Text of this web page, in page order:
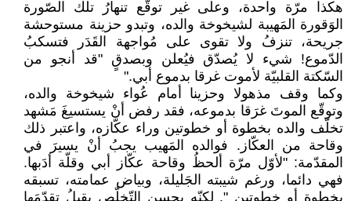
هكذا مرّة واحدة، وعلى غير توقّع تنهارُ تلك الصّورة
الوَقورة المَهيبة لشيخوخة والده، وتبدو حزينة مستوحشة
جريحة، تنزفُ ولا تقوى على مُواجهة القَدَر فتسكبُ
الدّموع! شيء لا يُصدّق فيُعلن وبصدقٍ "قد أنجو من
السّكتة القلبيّة لأموت غرقا بدموع أبي."
وكما وقف مذهولا وحزينا أمام عُواء شيخوخة والده،
وتوقّع الموتَ غرَقا بدموعه، فقد رفض أنْ يستسيغَ مَشهد
تخلّف والده بخطوة أو خطوتين وراء عكّازه، واعتبر ذلك
وقاحة من العكّاز. فوالده المَهيب يجبُ أنْ يسيرَ في
المقدّمة: "لأوّل مرّة ألحظُ وقاحة عكّاز أبي وقلّة أدَبها.
فهي دائما، ورغم شيبته الجَليلة، وبياض عمامته، تسبقه
بخطوة أو خطوتين ". لكنّه بحسن التّخلّص يقبلُ تقدّمَها